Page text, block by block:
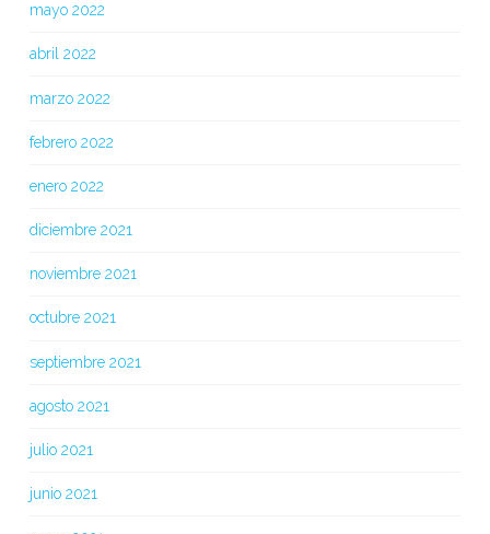
mayo 2022
abril 2022
marzo 2022
febrero 2022
enero 2022
diciembre 2021
noviembre 2021
octubre 2021
septiembre 2021
agosto 2021
julio 2021
junio 2021